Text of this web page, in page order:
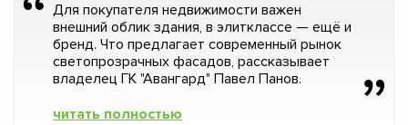
Для покупателя недвижимости важен
внешний облик здания, в элитклассе — ещё и
бренд. Что предлагает современный рынок
светопрозрачных фасадов, рассказывает
владелец ГК "Авангард" Павел Панов.
читать полностью